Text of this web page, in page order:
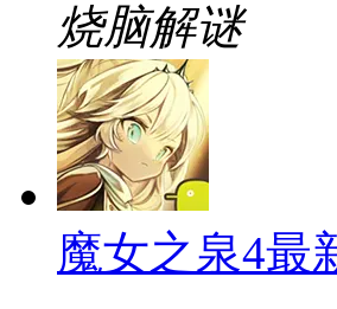
烧脑解谜
魔女之泉4最